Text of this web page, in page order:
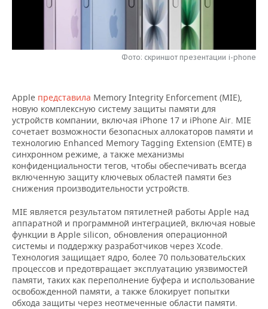
ЭНЕРГЕТИКА
ТЕЛЕКОММУНИКАЦИИ
БИЗНЕС-БРАНЧИ
ONLINE-КОНФЕРЕНЦИИ
ВОЛЕЙБОЛ
КИБЕРСПОРТ
ФИГУРНОЕ КАТАНИЕ
ВОДНЫЕ ВИДЫ СПОРТА
ХОККЕЙ С МЯЧОМ
НОВОСТИ ОБЩЕСТВА
ИСТОРИЯ
КУЛЬТУРА
МЕДИЦИНА
ОБРАЗОВАНИЕ
ПРОИСШЕСТВИЯ
ФОТОГАЛЕРЕЯ
СПИСОК ПЕРСОН
СПИСОК КОМПАНИЙ
ПОЛНАЯ ВЕРСИЯ
Фото: скриншот презентации i-phone
Apple представила Memory Integrity Enforcement (MIE),
новую комплексную систему защиты памяти для
устройств компании, включая iPhone 17 и iPhone Air. MIE
сочетает возможности безопасных аллокаторов памяти и
технологию Enhanced Memory Tagging Extension (EMTE) в
синхронном режиме, а также механизмы
конфиденциальности тегов, чтобы обеспечивать всегда
включенную защиту ключевых областей памяти без
снижения производительности устройств.
MIE является результатом пятилетней работы Apple над
аппаратной и программной интеграцией, включая новые
функции в Apple silicon, обновления операционной
системы и поддержку разработчиков через Xcode.
Технология защищает ядро, более 70 пользовательских
процессов и предотвращает эксплуатацию уязвимостей
памяти, таких как переполнение буфера и использование
освобожденной памяти, а также блокирует попытки
обхода защиты через неотмеченные области памяти.